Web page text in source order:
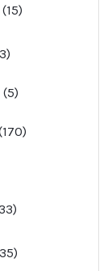
15
produkter
3
produkter
55
170
produkter
produkter
35
produkter